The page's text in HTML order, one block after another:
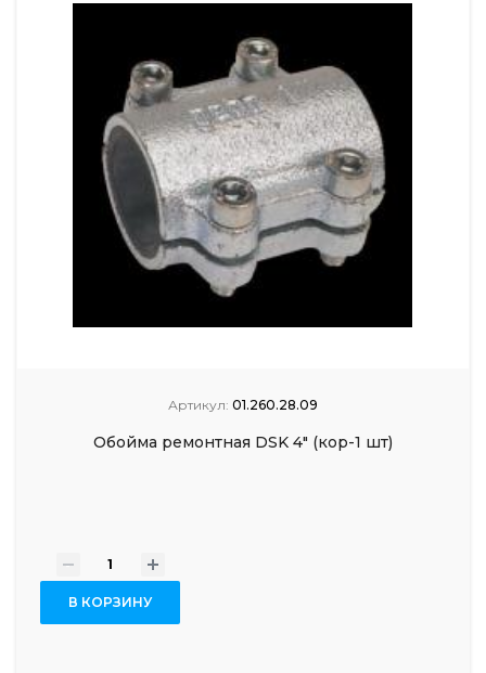
Артикул: 01.260.28.09
Обойма ремонтная DSK 4" (кор-1 шт)
- +
В КОРЗИНУ